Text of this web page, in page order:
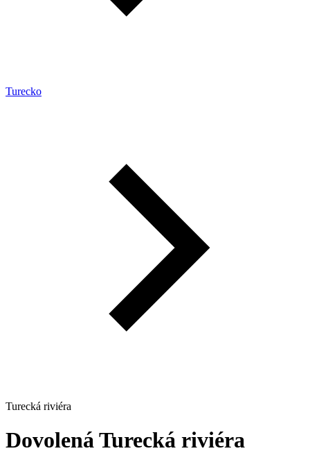
Turecko
Turecká riviéra
DovolenáTurecká riviéra